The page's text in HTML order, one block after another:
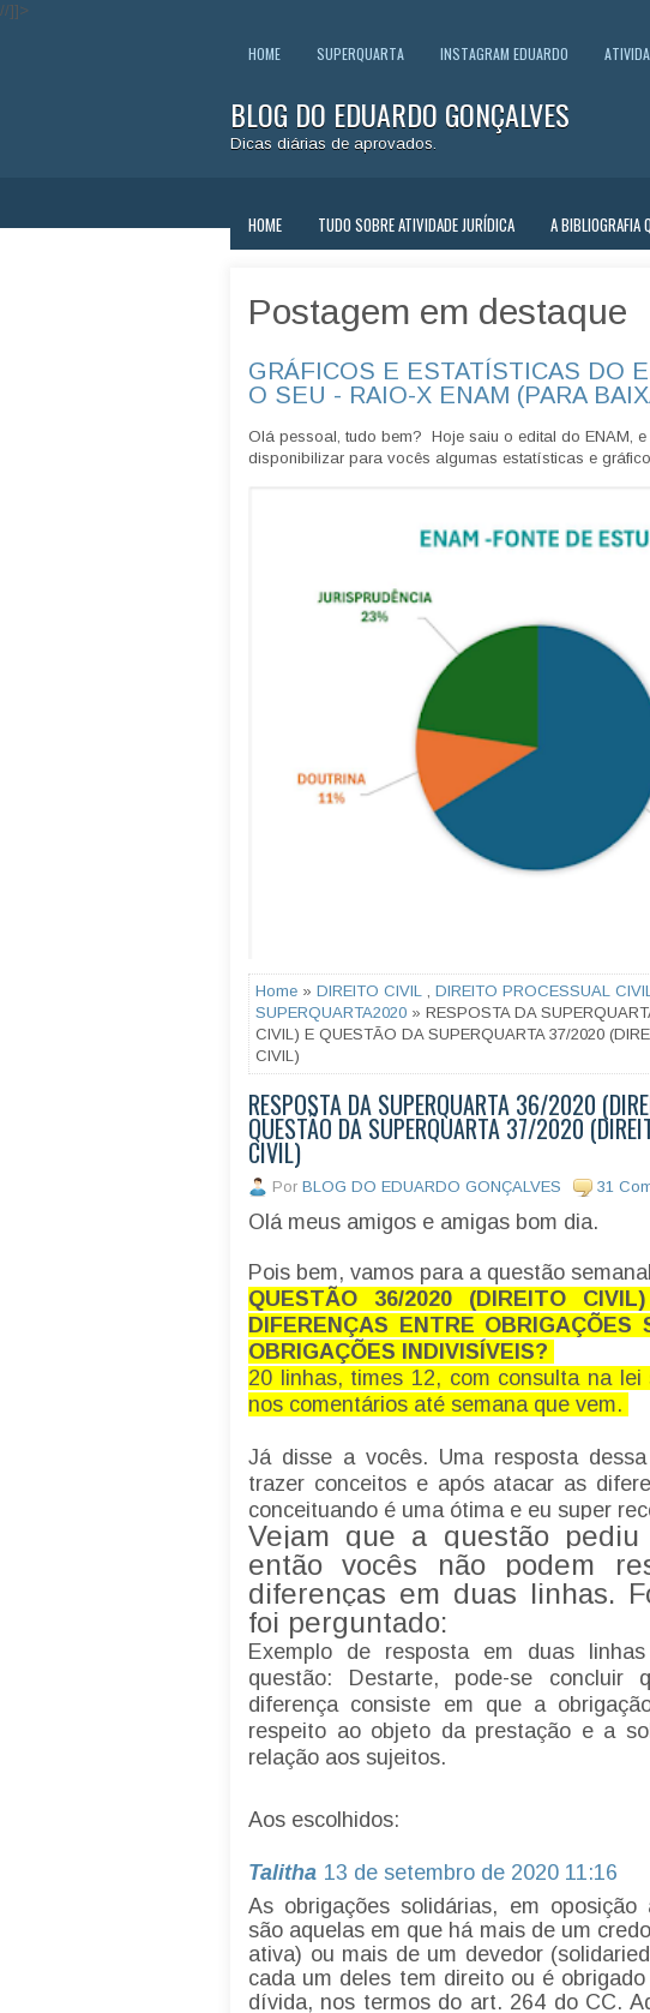
//]]>
HOME SUPERQUARTA INSTAGRAM EDUARDO
BLOG DO EDUARDO GONÇALVES
Dicas diárias de aprovados.
HOME TUDO SOBRE ATIVIDADE JURÍDICA A BIBLIOGRAFIA
Postagem em destaque
GRÁFICOS E ESTATÍSTICAS DO
O SEU - RAIO-X ENAM (PARA
Olá pessoal, tudo bem? Hoje saiu o edital do ENAM,
disponibilizar para vocês algumas estatísticas e
Home » DIREITO CIVIL , DIREITO PROCESSUAL
SUPERQUARTA2020 » RESPOSTA DA
CIVIL) E QUESTÃO DA SUPERQUARTA 37/2020
CIVIL)
RESPOSTA DA SUPERQUARTA 36/2020
QUESTÃO DA SUPERQUARTA 37/2020
CIVIL)
Por BLOG DO EDUARDO GONÇALVES 31
Olá meus amigos e amigas bom dia.
Pois bem, vamos para a questão
QUESTÃO 36/2020 (DIREITO
DIFERENÇAS ENTRE OBRIGAÇÕES
OBRIGAÇÕES INDIVISÍVEIS?
20 linhas, times 12, com consulta na lei
nos comentários até semana que vem.
Já disse a vocês. Uma resposta
trazer conceitos e após atacar as
conceituando é uma ótima e eu super
Vejam que a questão pediu
então vocês não podem
diferenças em duas linhas.
foi perguntado:
Exemplo de resposta em duas
questão: Destarte, pode-se concluir
diferença consiste em que a
respeito ao objeto da prestação e a
relação aos sujeitos.
Aos escolhidos:
Talitha 13 de setembro de 2020 11:16
As obrigações solidárias, em oposição
são aquelas em que há mais de um
ativa) ou mais de um devedor
cada um deles tem direito ou é
dívida, nos termos do art. 264 do CC.